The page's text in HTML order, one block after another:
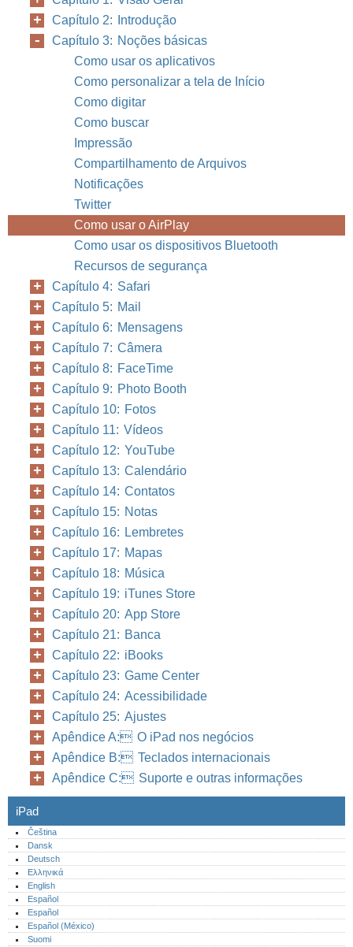
Capítulo 2: Introdução
Capítulo 3: Noções básicas
Como usar os aplicativos
Como personalizar a tela de Início
Como digitar
Como buscar
Impressão
Compartilhamento de Arquivos
Notificações
Twitter
Como usar o AirPlay
Como usar os dispositivos Bluetooth
Recursos de segurança
Capítulo 4: Safari
Capítulo 5: Mail
Capítulo 6: Mensagens
Capítulo 7: Câmera
Capítulo 8: FaceTime
Capítulo 9: Photo Booth
Capítulo 10: Fotos
Capítulo 11: Vídeos
Capítulo 12: YouTube
Capítulo 13: Calendário
Capítulo 14: Contatos
Capítulo 15: Notas
Capítulo 16: Lembretes
Capítulo 17: Mapas
Capítulo 18: Música
Capítulo 19: iTunes Store
Capítulo 20: App Store
Capítulo 21: Banca
Capítulo 22: iBooks
Capítulo 23: Game Center
Capítulo 24: Acessibilidade
Capítulo 25: Ajustes
Apêndice A: O iPad nos negócios
Apêndice B: Teclados internacionais
Apêndice C: Suporte e outras informações
iPad
Čeština
Dansk
Deutsch
Ελληνικά
English
Español
Español
Español (México)‎
Suomi